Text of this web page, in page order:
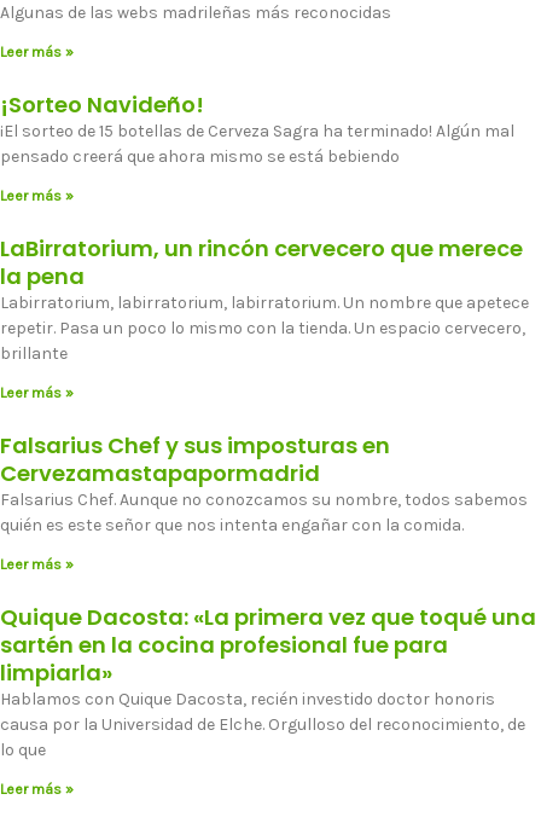
Algunas de las webs madrileñas más reconocidas
Leer más »
¡Sorteo Navideño!
¡El sorteo de 15 botellas de Cerveza Sagra ha terminado! Algún mal
pensado creerá que ahora mismo se está bebiendo
Leer más »
LaBirratorium, un rincón cervecero que merece
la pena
Labirratorium, labirratorium, labirratorium. Un nombre que apetece
repetir. Pasa un poco lo mismo con la tienda. Un espacio cervecero,
brillante
Leer más »
Falsarius Chef y sus imposturas en
Cervezamastapapormadrid
Falsarius Chef. Aunque no conozcamos su nombre, todos sabemos
quién es este señor que nos intenta engañar con la comida.
Leer más »
Quique Dacosta: «La primera vez que toqué una
sartén en la cocina profesional fue para
limpiarla»
Hablamos con Quique Dacosta, recién investido doctor honoris
causa por la Universidad de Elche. Orgulloso del reconocimiento, de
lo que
Leer más »